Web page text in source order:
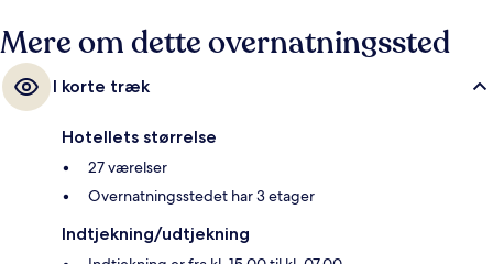
Mere om dette overnatningssted
I korte træk
Hotellets størrelse
27 værelser
Overnatningsstedet har 3 etager
Indtjekning/udtjekning